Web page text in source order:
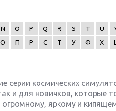
N O P Q R S T U
О П Р С Т У Ф Х
серии космических
и для новичков, которые
огромному, яркому и